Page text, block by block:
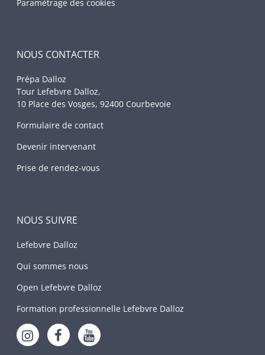
Paramétrage des cookies
NOUS CONTACTER
Prépa Dalloz
Tour Lefebvre Dalloz,
10 Place des Vosges, 92400 Courbevoie
Formulaire de contact
Devenir intervenant
Prise de rendez-vous
NOUS SUIVRE
Lefebvre Dalloz
Qui sommes nous
Open Lefebvre Dalloz
Formation professionnelle Lefebvre Dalloz